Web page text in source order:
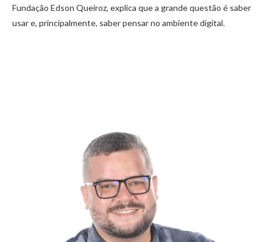
Fundação Edson Queiroz, explica que a grande questão é saber
usar e, principalmente, saber pensar no ambiente digital.